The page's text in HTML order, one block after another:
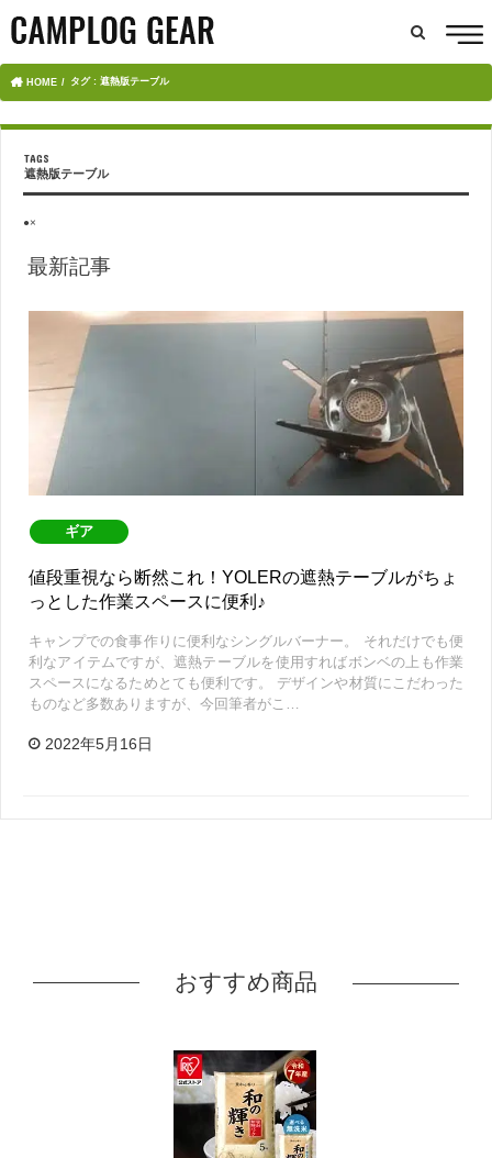
HOME タグ : 遮熱版テーブル
遮熱版テーブル
●×
最新記事
ギア
値段重視なら断然これ！YOLERの遮熱テーブルがちょ
っとした作業スペースに便利♪
キャンプでの食事作りに便利なシングルバーナー。 それだけでも便
利なアイテムですが、遮熱テーブルを使用すればボンベの上も作業
スペースになるためとても便利です。 デザインや材質にこだわった
ものなど多数ありますが、今回筆者がこ…
2022年5月16日
おすすめ商品